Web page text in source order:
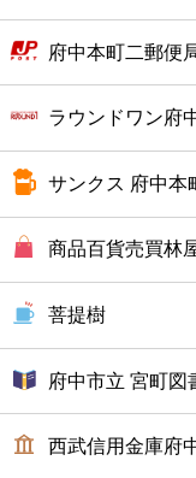
公共
病院
ホテル
府中本町二郵便
ラウンドワン府
サンクス 府中本
商品百貨売買林
菩提樹
府中市立 宮町図
西武信用金庫府